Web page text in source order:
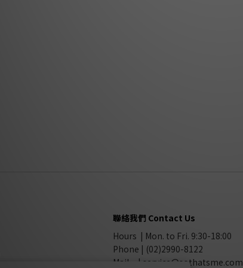
聯絡我們 Contact Us
Hours | Mon. to Fri. 9:30-18:00
Phone | (02)2990-8122
Mail | service@sothatsme.com